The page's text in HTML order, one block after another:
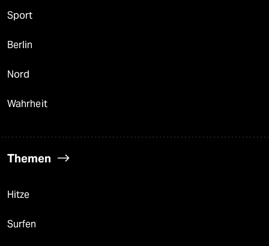
Sport
Berlin
Nord
Wahrheit
Themen
Hitze
Surfen